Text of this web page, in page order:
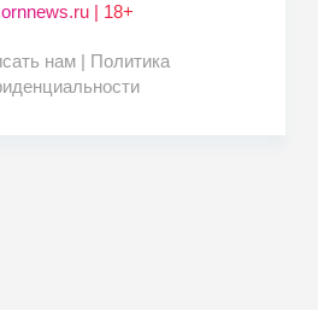
| 18+
нам | Политика